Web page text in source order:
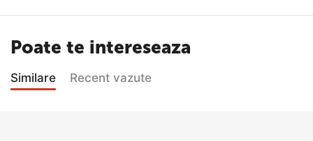
Poate te intereseaza
Similare Recent vazute